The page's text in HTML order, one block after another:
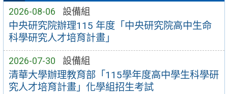
2026-08-06 設備組
中央研究院辦理115 年度「中央研究院高中生命
科學研究人才培育計畫」
2026-07-30 設備組
清華大學辦理教育部「115學年度高中學生科學研
究人才培育計畫」化學組招生考試